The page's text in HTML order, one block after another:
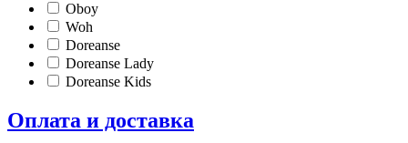
Oboy
Woh
Doreanse
Doreanse Lady
Doreanse Kids
Оплата и доставка